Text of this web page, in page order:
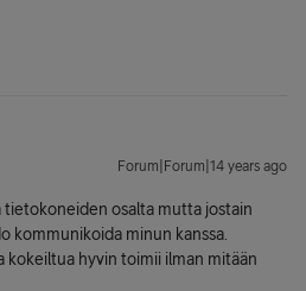
Forum|Forum|14 years ago
tietokoneiden osalta mutta jostain
kommunikoida minun kanssa.
kokeiltua hyvin toimii ilman mitään